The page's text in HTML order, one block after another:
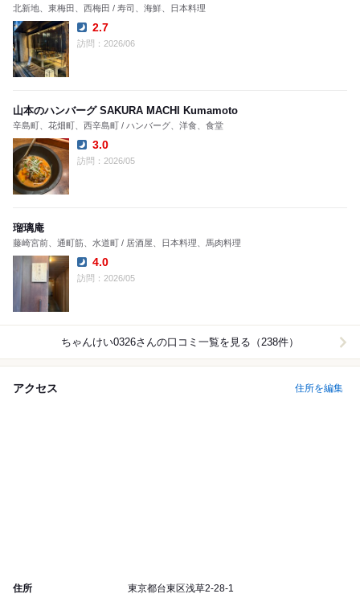
北新地、東梅田、西梅田 / 寿司、海鮮、日本料理
Dinner:
2.7
訪問：2026/06
山本のハンバーグ SAKURA MACHI Kumamoto
辛島町、花畑町、西辛島町 / ハンバーグ、洋食、食堂
Dinner:
3.0
訪問：2026/05
瑠璃庵
藤崎宮前、通町筋、水道町 / 居酒屋、日本料理、馬肉料理
Dinner:
4.0
訪問：2026/05
ちゃんけい0326さんの口コミ一覧を見る（238件）
アクセス 住所を編集
住所 東京都台東区浅草2-28-1